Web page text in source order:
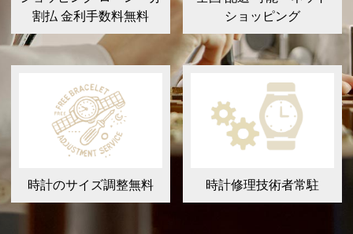
割払 金利手数料無料
ショッピング
時計のサイズ調整無料 時計修理技術者常駐